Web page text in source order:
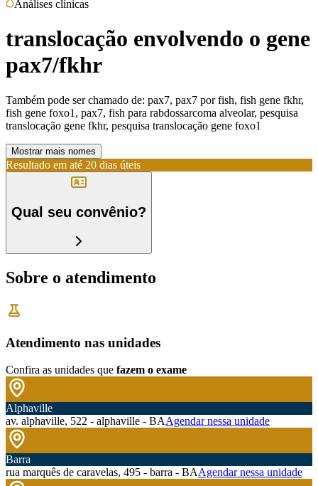
Análises clínicas
translocação envolvendo o gene
pax7/fkhr
Também pode ser chamado de: pax7, pax7 por fish, fish gene fkhr,
fish gene foxo1, pax7, fish para rabdossarcoma alveolar, pesquisa
translocação gene fkhr, pesquisa translocação gene foxo1
Mostrar mais nomes
Resultado em até 20 dias úteis
Qual seu convênio?
Sobre o atendimento
Atendimento nas unidades
Confira as unidades que fazem o exame
Alphaville
av. alphaville, 522 - alphaville - BAAgendar nessa unidade
Barra
rua marquês de caravelas, 495 - barra - BAAgendar nessa unidade